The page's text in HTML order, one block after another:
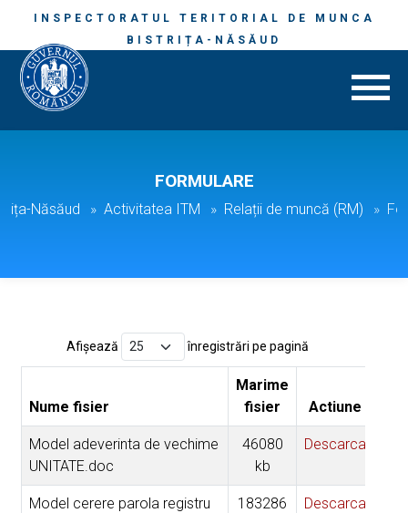
INSPECTORATUL TERITORIAL DE MUNCA
BISTRIȚA-NĂSĂUD
FORMULARE
Năsăud Activitatea ITM Relații de muncă (RM)
Afișează înregistrări pe pagină
Nume fisier
Marime
fisier
Actiune
Model adeverinta de vechime
UNITATE.doc
46080
kb
Descarca
Model cerere parola registru
183286
Descarca